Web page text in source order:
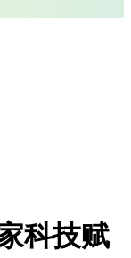
科技赋